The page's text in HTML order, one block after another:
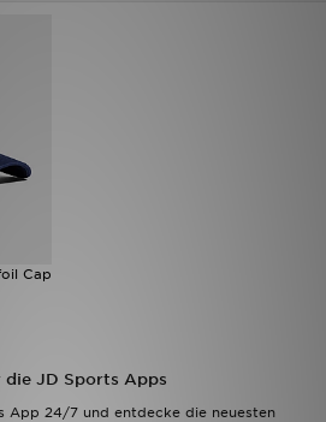
Cap
die JD Sports Apps
App 24/7 und entdecke die neuesten